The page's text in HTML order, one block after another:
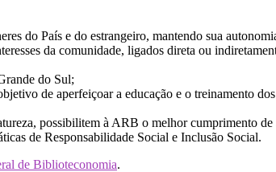
do País e do estrangeiro, mantendo sua
da comunidade, ligados direta ou
do Sul;
de aperfeiçoar a educação e o treinamento
possibilitem à ARB o melhor cumprimento de
de Responsabilidade Social e Inclusão Social.
de Biblioteconomia.